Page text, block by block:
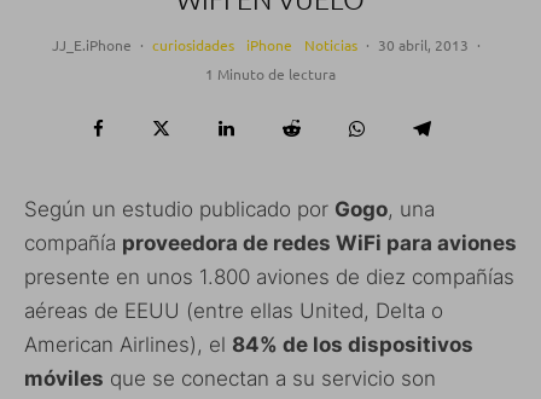
JJ_E.iPhone · curiosidades iPhone Noticias · 30 abril, 2013 ·
1 Minuto de lectura
Según un estudio publicado por Gogo, una
compañía proveedora de redes WiFi para aviones
presente en unos 1.800 aviones de diez compañías
aéreas de EEUU (entre ellas United, Delta o
American Airlines), el 84% de los dispositivos
móviles que se conectan a su servicio son